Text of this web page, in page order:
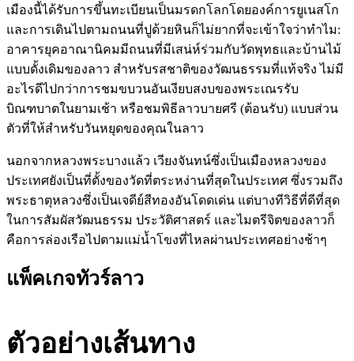
เมืองนี้ได้รับการขึ้นทะเบียนเป็นมรดกโลกโดยองค์การยูเนสโก
และการเดินไปตามถนนที่ปูด้วยหินก็ไม่ยากที่จะเข้าใจว่าทำไม:
อาคารยุคอาณานิคมมีถนนที่มีเสน่ห์ร่วมกับวัดพุทธและบ้านไม้
แบบดั้งเดิมของลาว สำหรับรสชาติของวัฒนธรรมที่แท้จริง ไม่มี
อะไรดีไปกว่าการชมขบวนอันเงียบสงบของพระเณรรับ
บิณฑบาตในยามเช้า หรือชมพิธีลาวบายศรี (ต้อนรับ) แบบส่วน
ตัวที่ให้สำหรับวันหยุดของคุณในลาว
นอกจากหลวงพระบางแล้ว เวียงจันทน์ซึ่งเป็นเมืองหลวงของ
ประเทศยังเป็นที่ตั้งของวัดที่ตระหง่านที่สุดในประเทศ ซึ่งรวมถึง
พระธาตุหลวงซึ่งเป็นเจดีย์สีทองอันโดดเด่น แต่บางทีวิธีที่ดีที่สุด
ในการสัมผัสวัฒนธรรม ประวัติศาสตร์ และไมตรีจิตของลาวก็
คือการล่องเรือไปตามแม่น้ำโขงที่ไหลผ่านประเทศอย่างช้าๆ
แพ็คเกจทัวร์ลาว
ตัวอย่างเส้นทาง